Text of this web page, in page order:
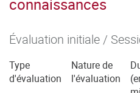
connaissances
Évaluation initiale /
Type
d'évaluation
Nature de
l'évaluation